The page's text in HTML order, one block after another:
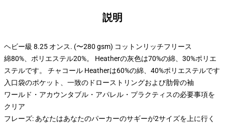
説明
ヘビー級 8.25 オンス. (〜280 gsm) コットンリッチフリース
綿80%、ポリエステル20%。 Heatherの灰色は70%の綿、30%ポリエ
ステルです。 チャコール Heatherは60%の綿、40%ポリエステルです
入口袋のポケット、一致のドローストリングおよび肋骨の袖
ワールド・アカウンタブル・アパレル・プラクティスの必要事項を
クリア
フレーズ: あなたはあなたのパーカーのサギーが2サイズを上に行く